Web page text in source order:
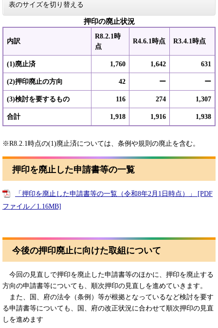
表のサイズを切り替える
押印の廃止状況
内訳
R8.2.1時
点
R4.6.1時点 R3.4.1時点
(1)廃止済 1,760 1,642 631
(2)押印廃止の方向 42 ー ー
(3)検討を要するもの 116 274 1,307
合計 1,918 1,916 1,938
※R8.2.1時点の(1)廃止済については、条例や規則の廃止を含む。
押印を廃止した申請書等の一覧
「押印を廃止した申請書等の一覧（令和8年2月1日時点）」 [PDF
ファイル／1.16MB]
今後の押印廃止に向けた取組について
今回の見直しで押印を廃止した申請書等のほかに、押印を廃止する
方向の申請書等についても、順次押印の見直しを進めていきます。
また、国、府の法令（条例）等が根拠となっているなど検討を要す
る申請書等についても、国、府の改正状況に合わせて順次押印の見直
しを進めます